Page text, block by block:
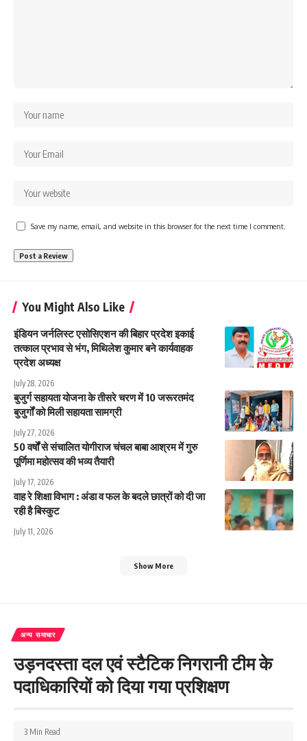
Save my name, email, and website in this browser for the next time I comment.
You Might Also Like
इंडियन जर्नलिस्ट एसोसिएशन की बिहार प्रदेश इकाई
तत्काल प्रभाव से भंग, मिथिलेश कुमार बने कार्यवाहक
प्रदेश अध्यक्ष
July 28, 2026
बुजुर्ग सहायता योजना के तीसरे चरण में 10 जरूरतमंद
बुजुर्गों को मिली सहायता सामग्री
July 27, 2026
50 वर्षों से संचालित योगीराज चंचल बाबा आश्रम में गुरु
पूर्णिमा महोत्सव की भव्य तैयारी
July 17, 2026
वाह रे शिक्षा विभाग : अंडा व फल के बदले छात्रों को दी जा
रही है बिस्कुट
July 11, 2026
Show More
अन्य समाचार
उड़नदस्ता दल एवं स्टैटिक निगरानी टीम के
पदाधिकारियों को दिया गया प्रशिक्षण
3 Min Read